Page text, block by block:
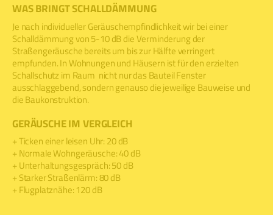
WAS BRINGT SCHALLDÄMMUNG
Je nach individueller Geräuschempfindlichkeit wir bei einer
Schalldämmung von 5-10 dB die Verminderung der
Straßengeräusche bereits um bis zur Hälfte verringert
empfunden. In Wohnungen und Häusern ist für den erzielten
Schallschutz im Raum nicht nur das Bauteil Fenster
ausschlaggebend, sondern genauso die jeweilige Bauweise und
die Baukonstruktion.
GERÄUSCHE IM VERGLEICH
+ Ticken einer leisen Uhr: 20 dB
+ Normale Wohngeräusche: 40 dB
+ Unterhaltungsgespräch: 50 dB
+ Starker Straßenlärm: 80 dB
+ Flugplatznähe: 120 dB